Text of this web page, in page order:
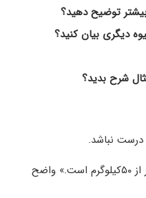
توضیح دهید؟
دیگری بیان کنید؟
شرح بدید؟
نباشد.
مثلاً جمله: «وزن بیشتر گربه‌ها بیشتر از ۵۰کیلوگرم است.» واضح